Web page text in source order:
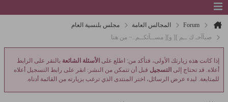
Forum المجالس العامة
مجلس بلنسية العام
صبآآحـ ك ــم ][ و][ مســآئكــم..~ من هنا
إذا كانت هذه زيارتك الأولى، فتأكد من: اطلع على الأسئلة الشائعة بالنقر على الرابط
أعلاه. قد تحتاج إلى التسجيل قبل أن تتمكن من النشر: انقر على رابط التسجيل أعلاه
للمتابعة. لبدء عرض الرسائل، اختر المنتدى الذي ترغب بزيارته من القائمة أدناه.